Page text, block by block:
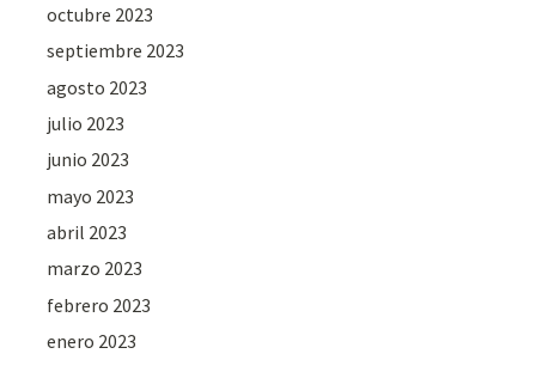
octubre 2023
septiembre 2023
agosto 2023
julio 2023
junio 2023
mayo 2023
abril 2023
marzo 2023
febrero 2023
enero 2023